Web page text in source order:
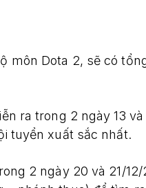
môn Dota 2, sẽ có
ra trong 2 ngày 13
tuyển xuất sắc nhất.
2 ngày 20 và 21/